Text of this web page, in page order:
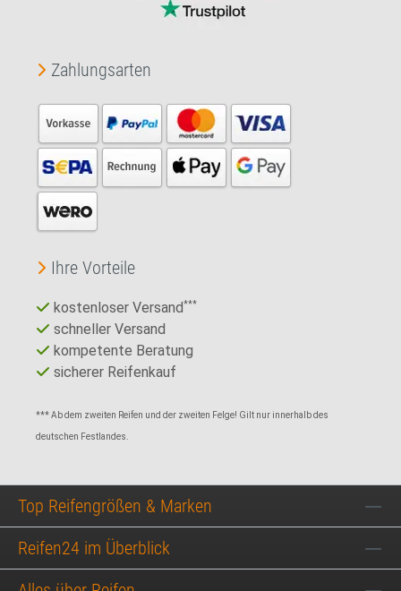
Zahlungsarten
Ihre Vorteile
kostenloser Versand***
schneller Versand
kompetente Beratung
sicherer Reifenkauf
*** Ab dem zweiten Reifen und der zweiten Felge! Gilt nur innerhalb des
deutschen Festlandes.
Top Reifengrößen & Marken
Reifen24 im Überblick